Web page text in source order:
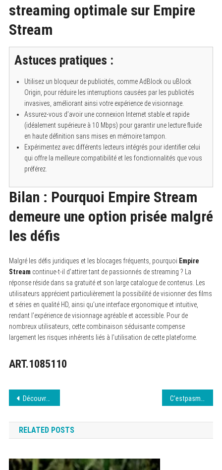
streaming optimale sur Empire
Stream
Astuces pratiques :
Utilisez un bloqueur de publicités, comme AdBlock ou uBlock
Origin, pour réduire les interruptions causées par les publicités
invasives, améliorant ainsi votre expérience de visionnage.
Assurez-vous d’avoir une connexion Internet stable et rapide
(idéalement supérieure à 10 Mbps) pour garantir une lecture fluide
en haute définition sans mises en mémoire tampon.
Expérimentez avec différents lecteurs intégrés pour identifier celui
qui offre la meilleure compatibilité et les fonctionnalités que vous
préférez.
Bilan : Pourquoi Empire Stream
demeure une option prisée malgré
les défis
Malgré les défis juridiques et les blocages fréquents, pourquoi Empire
Stream continue-t-il d’attirer tant de passionnés de streaming ? La
réponse réside dans sa gratuité et son large catalogue de contenus. Les
utilisateurs apprécient particulièrement la possibilité de visionner des films
et séries en qualité HD, ainsi qu’une interface ergonomique et intuitive,
rendant l’expérience de visionnage agréable et accessible. Pour de
nombreux utilisateurs, cette combinaison séduisante compense
largement les risques inhérents liés à l’utilisation de cette plateforme.
ART.1085110
Navigation
de
l’article
Découvrez French Stream gratis – août 2026
RELATED POSTS